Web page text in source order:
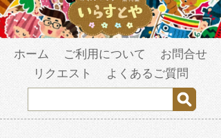
ホーム ご利用について
お問合せ
リクエスト
よくあるご質問